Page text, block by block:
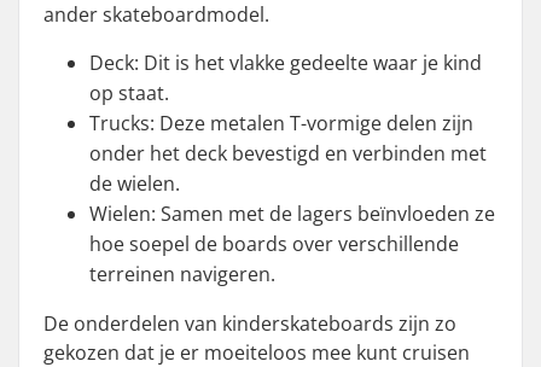
ander skateboardmodel.
Deck: Dit is het vlakke gedeelte waar je kind
op staat.
Trucks: Deze metalen T-vormige delen zijn
onder het deck bevestigd en verbinden met
de wielen.
Wielen: Samen met de lagers beïnvloeden ze
hoe soepel de boards over verschillende
terreinen navigeren.
De onderdelen van kinderskateboards zijn zo
gekozen dat je er moeiteloos mee kunt cruisen